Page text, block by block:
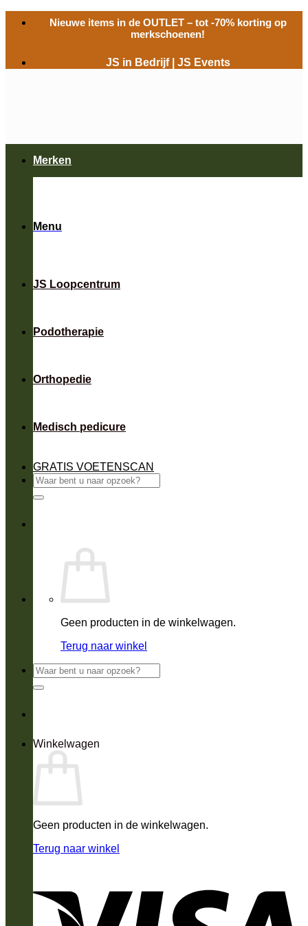
naar
Nieuwe items in de OUTLET– tot -70% korting op
merkschoenen!
JS in Bedrijf JS Events
Menu
JS Loopcentrum
Podotherapie
Orthopedie
Medisch pedicure
GRATIS VOETENSCAN
Zoeken
naar:
Geen producten in de winkelwagen.
Terug naar winkel
Zoeken
naar:
Winkelwagen
Geen producten in de winkelwagen.
Terug naar winkel
Merken